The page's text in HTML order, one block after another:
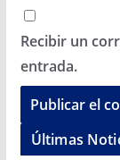
Recibir un
entrada.
Últimas